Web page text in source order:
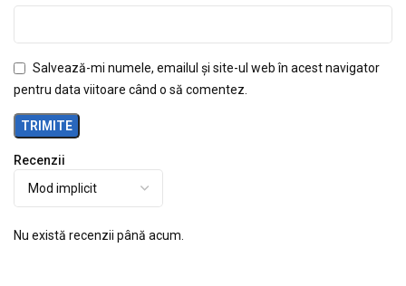
Recenzii
Nu există recenzii până acum.
Salvează-mi numele, emailul și site-ul web în acest navigator
pentru data viitoare când o să comentez.